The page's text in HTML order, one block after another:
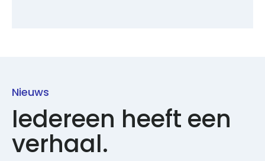
Nieuws
Iedereen heeft een
verhaal.